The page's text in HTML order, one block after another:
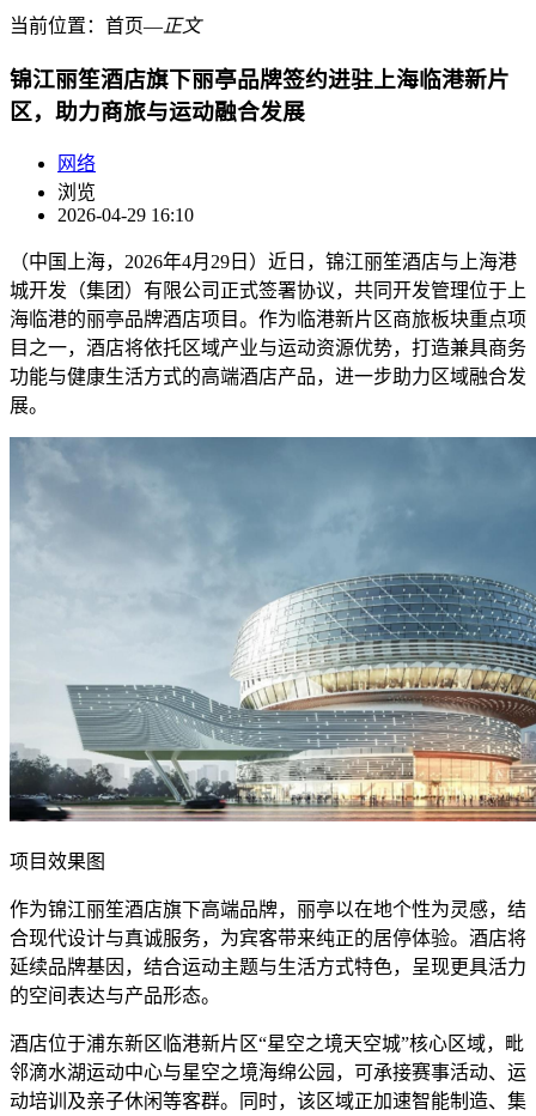
当前位置： 首页―正文
​锦江丽笙酒店旗下丽亭品牌签约进驻上海临港新片
区，助力商旅与运动融合发展
网络
浏览
2026-04-29 16:10
（中国上海，2026年4月29日）近日，锦江丽笙酒店与上海港
城开发（集团）有限公司正式签署协议，共同开发管理位于上
海临港的丽亭品牌酒店项目。作为临港新片区商旅板块重点项
目之一，酒店将依托区域产业与运动资源优势，打造兼具商务
功能与健康生活方式的高端酒店产品，进一步助力区域融合发
展。
项目效果图
作为锦江丽笙酒店旗下高端品牌，丽亭以在地个性为灵感，结
合现代设计与真诚服务，为宾客带来纯正的居停体验。酒店将
延续品牌基因，结合运动主题与生活方式特色，呈现更具活力
的空间表达与产品形态。
酒店位于浦东新区临港新片区“星空之境天空城”核心区域，毗
邻滴水湖运动中心与星空之境海绵公园，可承接赛事活动、运
动培训及亲子休闲等客群。同时，该区域正加速智能制造、集